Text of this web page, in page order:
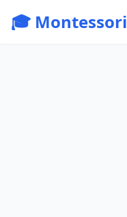
🎓 Montessori